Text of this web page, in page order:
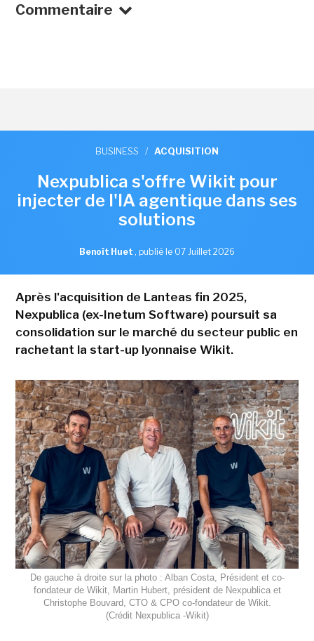
Commentaire
BUSINESS / ACQUISITION
Nexpublica s'offre Wikit pour
injecter de l'IA agentique dans ses
solutions
Benoît Huet , publié le 07 Juillet 2026
Après l'acquisition de Lanteas fin 2025,
Nexpublica (ex-Inetum Software) poursuit sa
consolidation sur le marché du secteur public en
rachetant la start-up lyonnaise Wikit.
De gauche à droite sur la photo : Alban Costa, Président et co-
fondateur de Wikit, Martin Hubert, président de Nexpublica et
Christophe Bouvard, CTO & CPO co-fondateur de Wikit.
(Crédit Nexpublica -Wikit)